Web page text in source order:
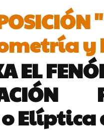
y
EL
Elíptica